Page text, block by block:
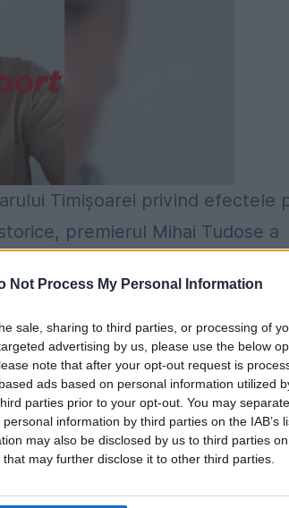
Not Process My Personal Information
sale, sharing to third parties, or processing of
advertising by us, please use the below
note that after your opt-out request is
ads based on personal information utilized
parties prior to your opt-out. You may
information by third parties on the IAB’s
may also be disclosed by us to third parties
that may further disclose it to other third parties.
Timișoarei privind efectele
premierul Mihai Tudose a
acela inaugurat de el de
venit la Timişoara, a fost